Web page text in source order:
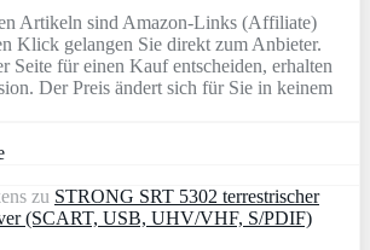
Artikeln sind Amazon-Links (Affiliate)
Klick gelangen Sie direkt zum Anbieter.
Seite für einen Kauf entscheiden, erhalten
Der Preis ändert sich für Sie in keinem
zu STRONG SRT 5302 terrestrischer
(SCART, USB, UHV/VHF, S/PDIF)